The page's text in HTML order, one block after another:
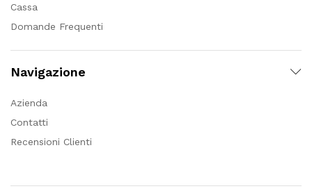
Cassa
Domande Frequenti
Navigazione
Azienda
Contatti
Recensioni Clienti